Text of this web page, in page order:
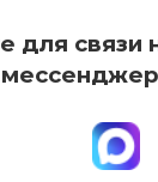
для связи
мессенджер